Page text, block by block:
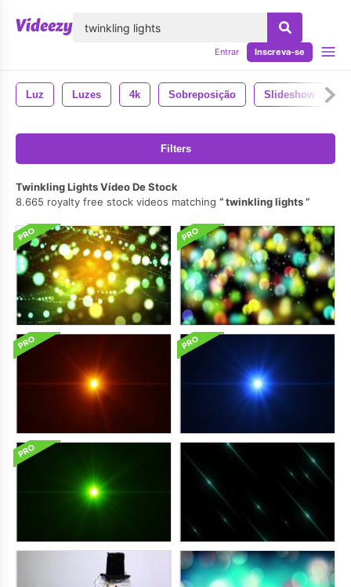
Entrar Inscreva-se
Luz Luzes 4k Sobreposição Slideshow
Filters
Twinkling Lights Vídeo De Stock
8.665 royalty free stock videos matching
twinkling lights